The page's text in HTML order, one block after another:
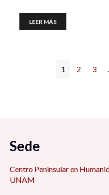
LEER MÁS
1 2 3
Sede
Centro Peninsular en
UNAM